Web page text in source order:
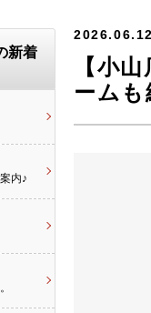
2026.06.12
【小
ームも
新着
内♪